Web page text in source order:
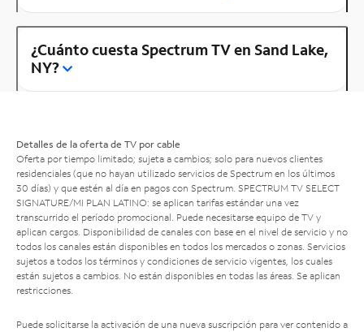
¿Cuánto cuesta Spectrum TV en Sand Lake,
NY?
Detalles de la oferta de TV por cable
Oferta por tiempo limitado; sujeta a cambios; solo para nuevos clientes
residenciales (que no hayan utilizado servicios de Spectrum en los últimos
30 días) y que estén al día en pagos con Spectrum. SPECTRUM TV SELECT
SIGNATURE/MI PLAN LATINO: se aplican tarifas estándar una vez
transcurrido el período promocional. Puede necesitarse equipo de TV y
aplican cargos. Disponibilidad de canales con base en el nivel de servicio y no
todos los canales están disponibles en todos los mercados o zonas. Servicios
sujetos a todos los términos y condiciones de servicio vigentes, los cuales
están sujetos a cambios. No están disponibles en todas las áreas. Se aplican
restricciones.
Puede solicitarse la activación de una nueva suscripción para ver contenido a